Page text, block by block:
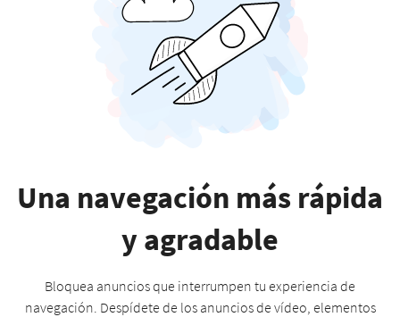
Una navegación más rápida
y agradable
Bloquea anuncios que interrumpen tu experiencia de
navegación. Despídete de los anuncios de vídeo, elementos